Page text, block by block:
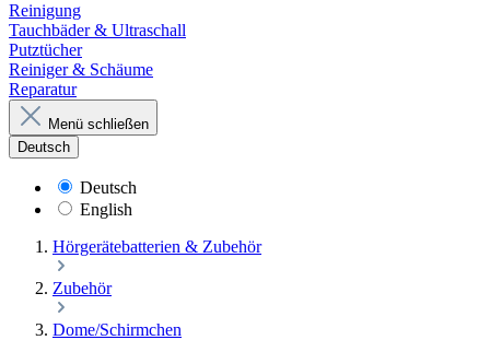
Reinigung
Tauchbäder & Ultraschall
Putztücher
Reiniger & Schäume
Reparatur
Menü schließen
Deutsch
Deutsch
English
Hörgerätebatterien & Zubehör
Zubehör
Dome/Schirmchen